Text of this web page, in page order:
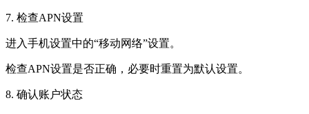
7. 检查APN设置
进入手机设置中的“移动网络”设置。
检查APN设置是否正确，必要时重置为默认设置。
8. 确认账户状态